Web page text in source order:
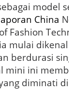
model
China
Fashion
mulai
berdurasi
mini ini
diminati